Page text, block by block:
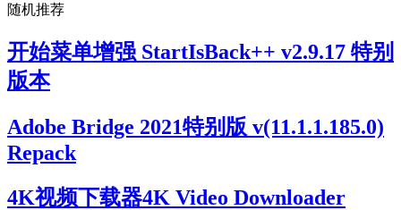
随机推荐
开始菜单增强 StartIsBack++ v2.9.17 特别
版本
Adobe Bridge 2021特别版 v(11.1.1.185.0)
Repack
4K视频下载器4K Video Downloader